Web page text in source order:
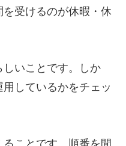
受けるのが休暇・休
いことです。しか
しているかをチェッ
ことです。順番を間